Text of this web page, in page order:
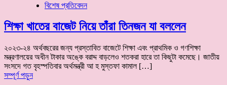
বিশেষ প্রতিবেদন
শিক্ষা খাতের বাজেট নিয়ে তাঁরা তিনজন যা বললেন
২০২৩-২৪ অর্থবছরের জন্য প্রস্তাবিত বাজেটে শিক্ষা এবং প্রাথমিক ও গণশিক্ষা
মন্ত্রণালয়ের অধীন টাকার অঙ্কে বরাদ্দ বাড়লেও শতকরা হারে তা কিছুটা কমেছে। জাতীয়
সংসদে গত বৃহস্পতিবার অর্থমন্ত্রী আ হ মুস্তফা কামাল […]
সম্পূর্ণ পড়ুন